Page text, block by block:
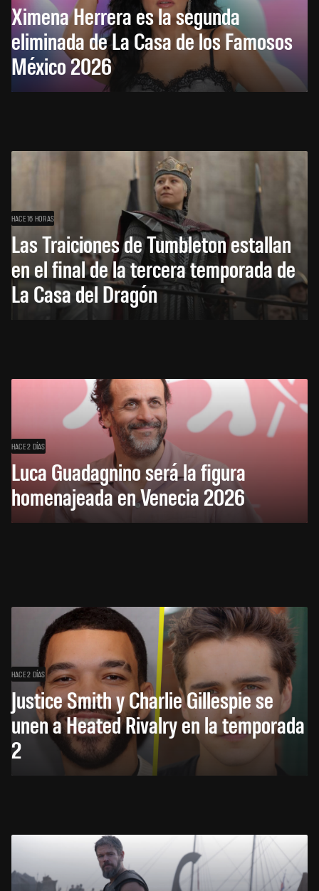
Ximena Herrera es la segunda
eliminada de La Casa de los Famosos
México 2026
HACE 16 HORAS
Las Traiciones de Tumbleton estallan
en el final de la tercera temporada de
La Casa del Dragón
HACE 2 DÍAS
Luca Guadagnino será la figura
homenajeada en Venecia 2026
HACE 2 DÍAS
Justice Smith y Charlie Gillespie se
unen a Heated Rivalry en la temporada
2